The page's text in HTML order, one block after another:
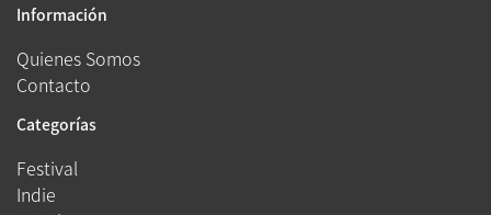
Información
Quienes Somos
Contacto
Categorías
Festival
Indie